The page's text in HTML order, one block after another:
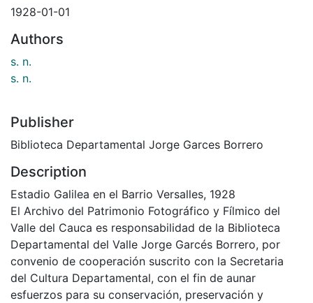
1928-01-01
Authors
s. n.
s. n.
Publisher
Biblioteca Departamental Jorge Garces Borrero
Description
Estadio Galilea en el Barrio Versalles, 1928
El Archivo del Patrimonio Fotográfico y Fílmico del
Valle del Cauca es responsabilidad de la Biblioteca
Departamental del Valle Jorge Garcés Borrero, por
convenio de cooperación suscrito con la Secretaria
del Cultura Departamental, con el fin de aunar
esfuerzos para su conservación, preservación y